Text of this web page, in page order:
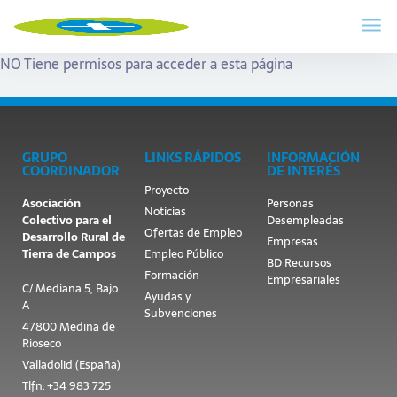
NO Tiene permisos para acceder a esta página
GRUPO
COORDINADOR
Asociación
Colectivo para el
Desarrollo Rural de
Tierra de Campos
C/ Mediana 5, Bajo
A
47800 Medina de
Rioseco
Valladolid (España)
Tlfn: +34 983 725
LINKS RÁPIDOS
Proyecto
Noticias
Ofertas de Empleo
Empleo Público
Formación
Ayudas y
Subvenciones
INFORMACIÓN
DE INTERÉS
Personas
Desempleadas
Empresas
BD Recursos
Empresariales